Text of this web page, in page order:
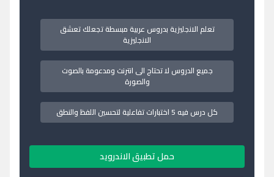
تعلم الانجليزية بدروس عربية مبسطة تجعلك تعشق
الانجليزية
جميع الدروس لا تحتاج الى انترنت ومدعومة بالصوت
والصورة
كل درس فيه 5 اختبارات تفاعلية لتحسين اللفظ والنطق
حمل تطبيق الاندرويد